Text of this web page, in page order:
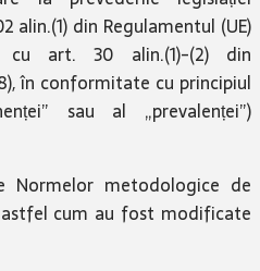
alin.(1) din Regulamentul (UE)
cu art. 30 alin.(1)-(2) din
în conformitate cu principiul
sau al „prevalenței”)
Normelor metodologice de
astfel cum au fost modificate